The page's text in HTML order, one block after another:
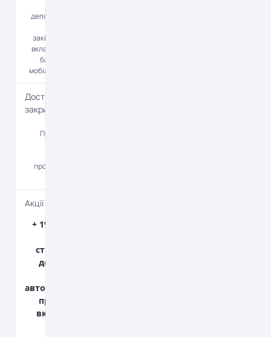
депозиту можна за
закінчення строку
вкладу у відділенні
банку або через
мобільний додаток.
Дострокова
закриття
При варіанті без
процентна ставка
Акції та бонуси
+ 1% річних на
строком від 3
до 12 місяців
автоматичному
продовженні
вкладу. Якщо